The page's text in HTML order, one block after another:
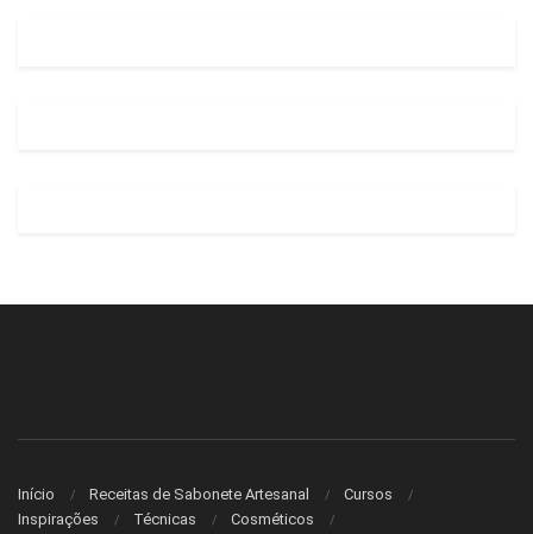
Início Receitas de Sabonete Artesanal
Cursos
Inspirações
Técnicas Cosméticos